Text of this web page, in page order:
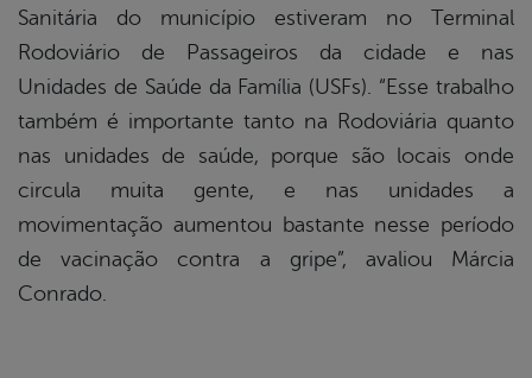
Sanitária do município estiveram no Terminal
Rodoviário de Passageiros da cidade e nas
Unidades de Saúde da Família (USFs). “Esse trabalho
também é importante tanto na Rodoviária quanto
nas unidades de saúde, porque são locais onde
circula muita gente, e nas unidades a
movimentação aumentou bastante nesse período
de vacinação contra a gripe”, avaliou Márcia
Conrado.